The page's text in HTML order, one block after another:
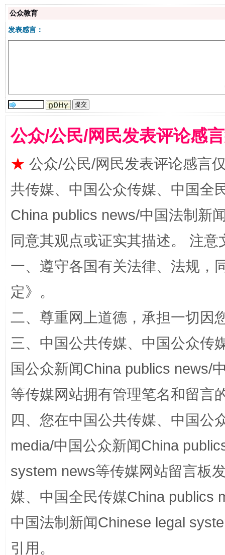
揭批美国五大"原罪" "炒
公众教育
发表感言：
公众/公民/网民发表评论感
★ 公众/公民/网民发表评论感言
共传媒、中国公众传媒、中国全
China publics news/中国法制新
同意其观点或证实其描述。 注
一、遵守各国有关法律、法规，
定》。
二、尊重网上道德，承担一切因
三、中国公共传媒、中国公众传
国公众新闻China publics news/
等传媒网站拥有管理笔名和留言
四、您在中国公共传媒、中国公
media/中国公众新闻China
system news等传媒网站留言板
媒、中国全民传媒China publics
中国法制新闻Chinese legal
引用。